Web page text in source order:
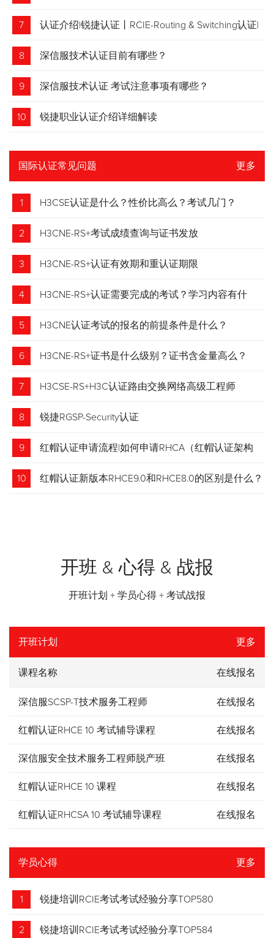
7 认证介绍|锐捷认证丨RCIE-Routing & Switching认证|
专家级网络工程师
8 深信服技术认证目前有哪些？
9 深信服技术认证 考试注意事项有哪些？
10 锐捷职业认证介绍详细解读
国际认证常见问题 更多
1 H3CSE认证是什么？性价比高么？考试几门？
2 H3CNE-RS+考试成绩查询与证书发放
3 H3CNE-RS+认证有效期和重认证期限
4 H3CNE-RS+认证需要完成的考试？学习内容有什
么？
5 H3CNE认证考试的报名的前提条件是什么？
6 H3CNE-RS+证书是什么级别？证书含金量高么？
7 H3CSE-RS+H3C认证路由交换网络高级工程师
8 锐捷RGSP-Security认证
9 红帽认证申请流程|如何申请RHCA（红帽认证架构
师）证书？申请步骤请收藏！
10 红帽认证新版本RHCE9.0和RHCE8.0的区别是什么？
开班 & 心得 & 战报
开班计划 + 学员心得 + 考试战报
开班计划 更多
课程名称 在线报名
深信服SCSP-T技术服务工程师 在线报名
红帽认证RHCE 10 考试辅导课程 在线报名
深信服安全技术服务工程师脱产班 在线报名
红帽认证RHCE 10 课程 在线报名
红帽认证RHCSA 10 考试辅导课程 在线报名
学员心得 更多
1 锐捷培训RCIE考试考试经验分享TOP580
2 锐捷培训RCIE考试考试经验分享TOP584